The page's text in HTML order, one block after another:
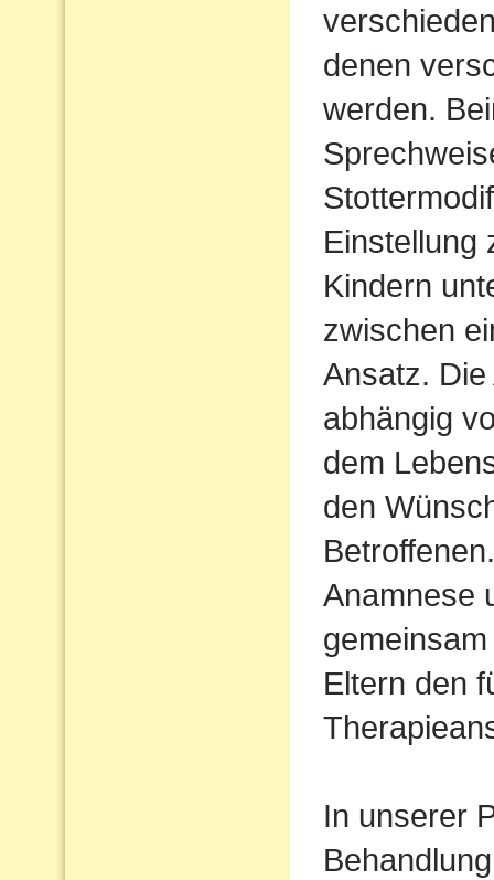
denen
werden.
Einstellung
Kindern
zwischen
Ansatz. Die
abhängig
dem
den
Anamnese
Eltern den
In unserer